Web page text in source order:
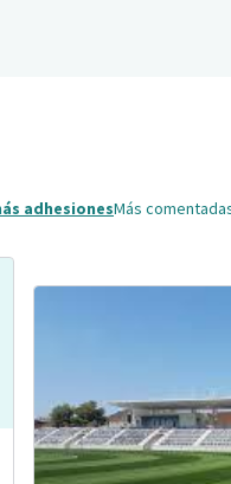
adhesionesMás